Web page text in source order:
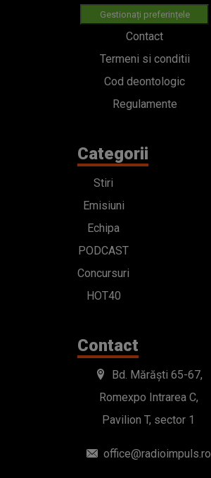
Gestionați preferințele
Contact
Termeni si conditii
Cod deontologic
Regulamente
Categorii
Stiri
Emisiuni
Echipa
PODCAST
Concursuri
HOT40
Contact
Bd. Mărăști 65-67,
Romexpo Intrarea C,
Pavilion T, sector 1
office@radioimpuls.ro